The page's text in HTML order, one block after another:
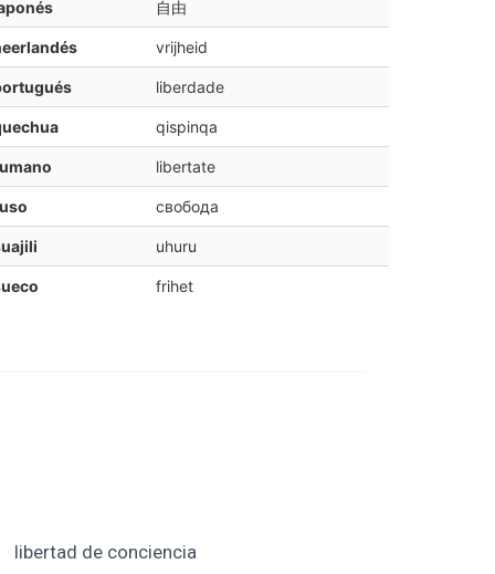
自由
vrijheid
liberdade
qispinqa
libertate
свобода
uhuru
frihet
libertad de conciencia